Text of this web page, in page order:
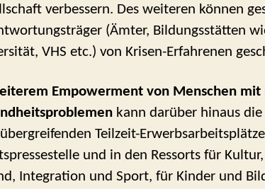
verbessern. Des weiteren können
(Ämter, Bildungsstätten
VHS etc.) von Krisen-Erfahrenen
Empowerment von Menschen mit
kann darüber hinaus
Teilzeit-
und in den Ressorts für
Integration und Sport, für Kinder und